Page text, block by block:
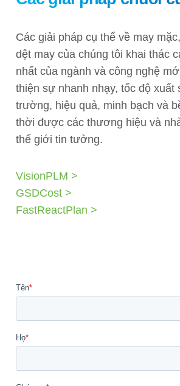
Các giải pháp cụ thể về may
dệt may của chúng tôi khai thác
nhất của ngành và công nghệ
thiện sự nhanh nhạy, tốc độ xuất
trường, hiệu quả, minh bạch và
thời được các thương hiệu và
thế giới tin tưởng.
VisionPLM >
GSDCost >
FastReactPlan >